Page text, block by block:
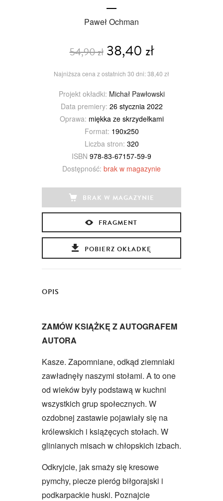
Paweł Ochman
54,90 zł38,40 zł
Najniższa cena z ostatnich 30 dni: 38,40 zł
Projekt okładki: Michał Pawłowski
Data premiery: 26 stycznia 2022
Oprawa: miękka ze skrzydełkami
Format: 190x250
Liczba stron: 320
ISBN 978-83-67157-59-9
Dostępność: brak w magazynie
BRAK W MAGAZYNIE
FRAGMENT
POBIERZ OKŁADKĘ
OPIS
ZAMÓW KSIĄŻKĘ Z AUTOGRAFEM
AUTORA
Kasze. Zapomniane, odkąd ziemniaki
zawładnęły naszymi stołami. A to one
od wieków były podstawą w kuchni
wszystkich grup społecznych. W
ozdobnej zastawie pojawiały się na
królewskich i książęcych stołach. W
glinianych misach w chłopskich izbach.
Odkryjcie, jak smaży się kresowe
pymchy, piecze pieróg biłgorajski i
podkarpackie huski. Poznajcie